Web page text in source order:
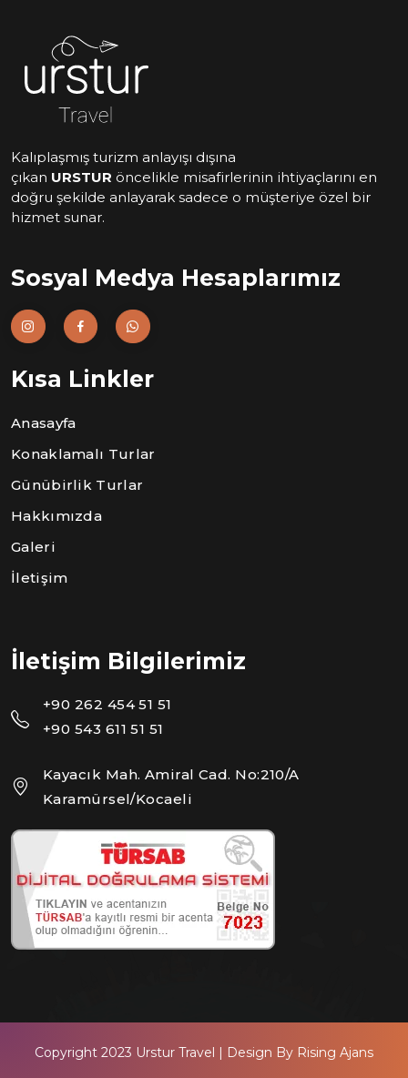
Kalıplaşmış turizm anlayışı dışına
çıkan URSTUR öncelikle misafirlerinin ihtiyaçlarını en
doğru şekilde anlayarak sadece o müşteriye özel bir
hizmet sunar.
Sosyal Medya Hesaplarımız
Kısa Linkler
Anasayfa
Konaklamalı Turlar
Günübirlik Turlar
Hakkımızda
Galeri
İletişim
İletişim Bilgilerimiz
+90 262 454 51 51
+90 543 611 51 51
Kayacık Mah. Amiral Cad. No:210/A
Karamürsel/Kocaeli
Copyright 2023 Urstur Travel | Design By Rising Ajans